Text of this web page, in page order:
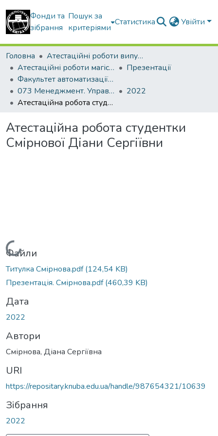
Фонди та
зібрання
Пошук за
критеріями
Статистика Увійти
Головна
Атестаційні роботи випускників
Атестаційні роботи магістрів
Презентації
Факультет автоматизації і інформаційних технологій
073 Менеджмент. Управління проектами
2022
Атестаційна робота студентки Смірнової Діани Сергіївни
Атестаційна робота студентки
Смірнової Діани Сергіївни
Вантажиться...
Файли
Титулка Смірнова.pdf(124,54 KB)
Презентація. Смірнова.pdf(460,39 KB)
Дата
2022
Автори
Смірнова, Діана Сергіївна
URI
https://repositary.knuba.edu.ua/handle/987654321/10639
Зібрання
2022